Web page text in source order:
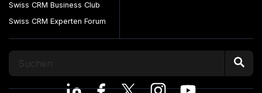
Swiss CRM Business Club
Swiss CRM Experten Forum